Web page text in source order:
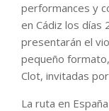
performances y
en Cádiz los días
presentarán el
pequeño
Clot, invitadas
La ruta en